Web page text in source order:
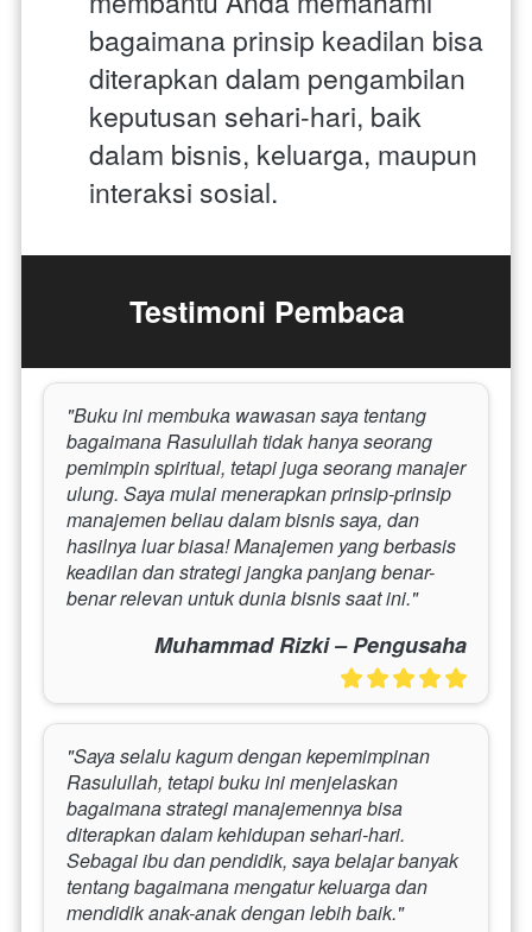
bagaimana prinsip keadilan bisa
diterapkan dalam pengambilan
keputusan sehari-hari, baik
dalam bisnis, keluarga, maupun
interaksi sosial.
Testimoni Pembaca
"Buku ini membuka wawasan saya tentang
bagaimana Rasulullah tidak hanya seorang
pemimpin spiritual, tetapi juga seorang manajer
ulung. Saya mulai menerapkan prinsip-prinsip
manajemen beliau dalam bisnis saya, dan
hasilnya luar biasa! Manajemen yang berbasis
keadilan dan strategi jangka panjang benar-
benar relevan untuk dunia bisnis saat ini."
Muhammad Rizki – Pengusaha
"Saya selalu kagum dengan kepemimpinan
Rasulullah, tetapi buku ini menjelaskan
bagaimana strategi manajemennya bisa
diterapkan dalam kehidupan sehari-hari.
Sebagai ibu dan pendidik, saya belajar banyak
tentang bagaimana mengatur keluarga dan
mendidik anak-anak dengan lebih baik."